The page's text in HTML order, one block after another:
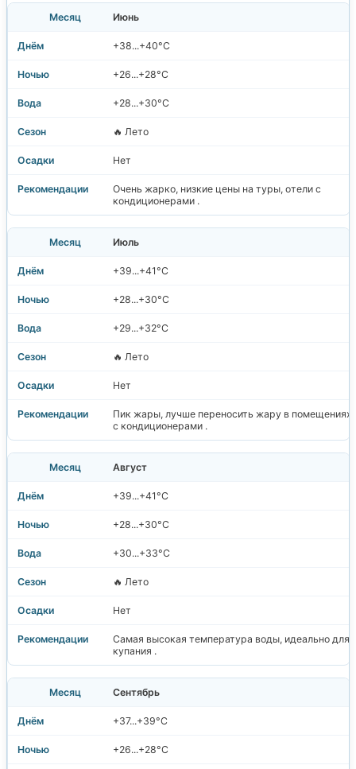
Июнь
+38...+40°C
+26...+28°C
+28...+30°C
🔥 Лето
Нет
Очень жарко, низкие цены на туры, отели с
кондиционерами .
Июль
+39...+41°C
+28...+30°C
+29...+32°C
🔥 Лето
Нет
Пик жары, лучше переносить жару в помещениях
с кондиционерами .
Август
+39...+41°C
+28...+30°C
+30...+33°C
🔥 Лето
Нет
Самая высокая температура воды, идеально для
купания .
Сентябрь
+37...+39°C
+26...+28°C